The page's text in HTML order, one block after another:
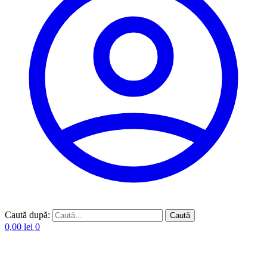
Caută după: Caută
0,00 lei 0